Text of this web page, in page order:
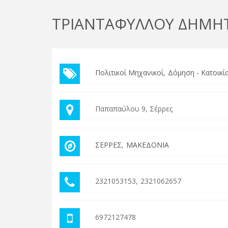
ΤΡΙΑΝΤΑΦΥΛΛΟΥ
Πολιτικοί Μηχανικοί Δόμηση -
Παπαπαύλου 9, Σέρρες
ΣΕΡΡΕΣ ΜΑΚΕΔΟΝΙΑ
2321053153 2321062657
6972127478